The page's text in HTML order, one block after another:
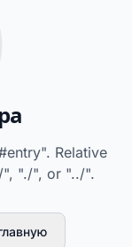
Relative
", "./", or "../".